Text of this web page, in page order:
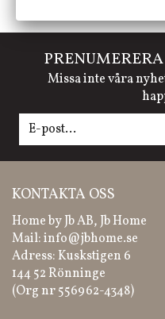
Missa inte våra
KONTAKTA OSS
Home by Jb AB, Jb Home
Mail:info@jbhome.se
Adress: Kuskstigen 6
144 52 Rönninge
(Org nr 556962-4348)